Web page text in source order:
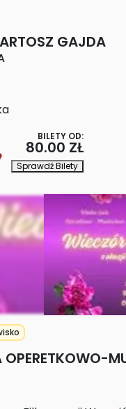
GAJDA
BILETY OD:
80.00 ZŁ
Sprawdź Bilety
OPERETKOWO-